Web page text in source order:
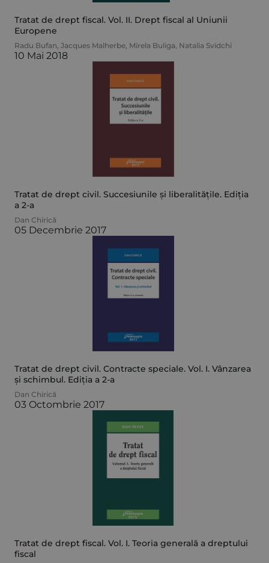
Tratat de drept fiscal. Vol. II. Drept fiscal al Uniunii
Europene
Radu Bufan, Jacques Malherbe, Mirela Buliga, Natalia Svidchi
10 Mai 2018
Tratat de drept civil. Succesiunile și liberalitățile. Ediția
a 2-a
Dan Chirică
05 Decembrie 2017
Tratat de drept civil. Contracte speciale. Vol. I. Vânzarea
și schimbul. Ediția a 2-a
Dan Chirică
03 Octombrie 2017
Tratat de drept fiscal. Vol. I. Teoria generală a dreptului
fiscal